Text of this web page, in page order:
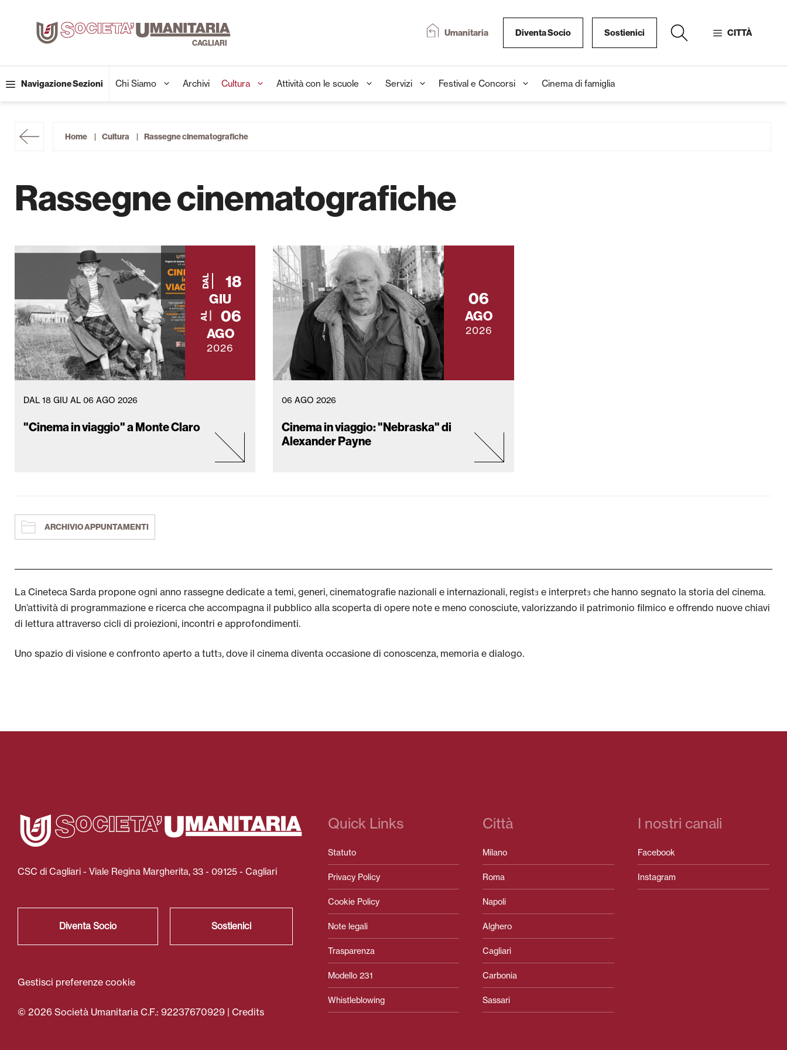
contenuto
Umanitaria Diventa Socio Sostienici CITTÀ
Navigazione Sezioni Chi Siamo Archivi Cultura Attività con le scuole Servizi Festival e Concorsi Cinema di famiglia
Home Cultura Rassegne cinematografiche
Rassegne cinematografiche
La Cineteca Sarda propone ogni anno rassegne dedicate a temi, generi, cinematografie nazionali e internazionali, registɜ e interpretɜ che hanno segnato la storia del cinema.
Un’attività di programmazione e ricerca che accompagna il pubblico alla scoperta di opere note e meno conosciute, valorizzando il patrimonio filmico e offrendo nuove chiavi
di lettura attraverso cicli di proiezioni, incontri e approfondimenti.
Uno spazio di visione e confronto aperto a tuttɜ, dove il cinema diventa occasione di conoscenza, memoria e dialogo.
ARCHIVIO APPUNTAMENTI
DAL 18
GIU
AL 06
AGO
2026
DAL 18 GIU AL 06 AGO 2026
"Cinema in viaggio" a Monte Claro
06
AGO
2026
06 AGO 2026
Cinema in viaggio: "Nebraska" di
Alexander Payne
CSC di Cagliari - Viale Regina Margherita, 33 - 09125 - Cagliari
Diventa Socio Sostienici
Gestisci preferenze cookie
© 2026 Società Umanitaria C.F.: 92237670929 | Credits
Quick Links
Statuto
Privacy Policy
Cookie Policy
Note legali
Trasparenza
Modello 231
Whistleblowing
Città
Milano
Roma
Napoli
Alghero
Cagliari
Carbonia
Sassari
I nostri canali
Facebook
Instagram